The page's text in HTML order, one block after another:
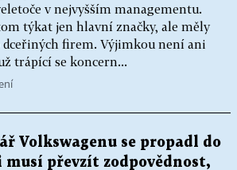
v nejvyšším managementu.
týkat jen hlavní značky, ale měly
dceřiných firem. Výjimkou není ani
trápící se koncern...
Volkswagenu se propadl do
převzít zodpovědnost,